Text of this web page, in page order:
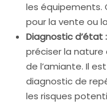
les équipements.
pour la vente ou
Diagnostic d’état :
préciser la
de l’amiante. Il
diagnostic de
les risques